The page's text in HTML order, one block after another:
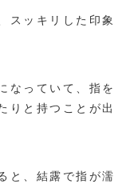
スッキリした印象
なっていて、指を
りと持つことが出
と、結露で指が濡